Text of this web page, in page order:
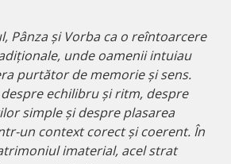
Pânza și Vorba ca o reîntoarcere
unde oamenii intuiau
purtător de memorie și sens.
echilibru și ritm, despre
simple și despre plasarea
un context corect și coerent. În
imaterial, acel strat